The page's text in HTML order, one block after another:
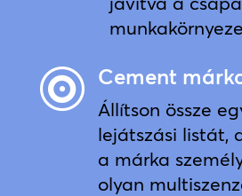
 Cement
Állítson össze
lejátszási listát,
a márka
olyan